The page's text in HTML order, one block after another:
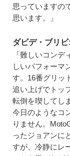
思っていますの
思います。」
ダビデ・ブリ
「難しいコン
しいパフォーマ
す。16番グリッ
追い上げでトッ
転倒を喫してし
今日のようなコ
りません。
ったジョアンに
すが、冷静にレ